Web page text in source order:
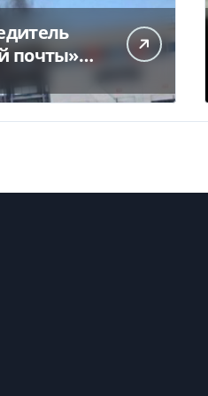
почты»
ввести
для…